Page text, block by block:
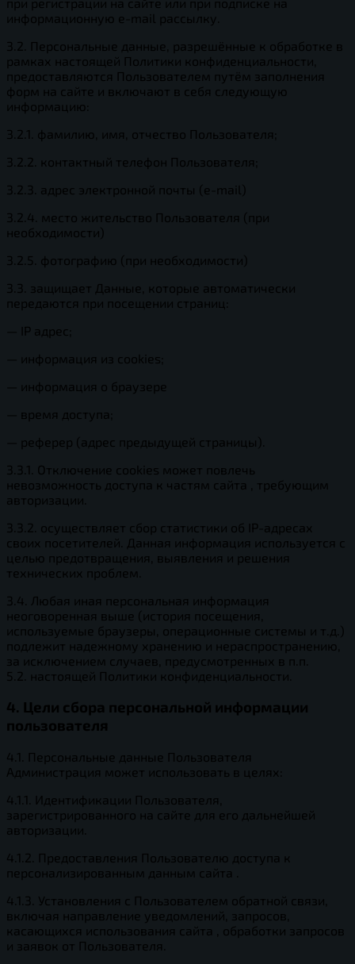
информационную e-mail рассылку.
3.2. Персональные данные, разрешённые к обработке в
рамках настоящей Политики конфиденциальности,
предоставляются Пользователем путём заполнения
форм на сайте и включают в себя следующую
информацию:
3.2.1. фамилию, имя, отчество Пользователя;
3.2.2. контактный телефон Пользователя;
3.2.3. адрес электронной почты (e-mail)
3.2.4. место жительство Пользователя (при
необходимости)
3.2.5. фотографию (при необходимости)
3.3. защищает Данные, которые автоматически
передаются при посещении страниц:
— IP адрес;
— информация из cookies;
— информация о браузере
— время доступа;
— реферер (адрес предыдущей страницы).
3.3.1. Отключение cookies может повлечь
невозможность доступа к частям сайта , требующим
авторизации.
3.3.2. осуществляет сбор статистики об IP-адресах
своих посетителей. Данная информация используется с
целью предотвращения, выявления и решения
технических проблем.
3.4. Любая иная персональная информация
неоговоренная выше (история посещения,
используемые браузеры, операционные системы и т.д.)
подлежит надежному хранению и нераспространению,
за исключением случаев, предусмотренных в п.п.
5.2. настоящей Политики конфиденциальности.
4. Цели сбора персональной информации
пользователя
4.1. Персональные данные Пользователя
Администрация может использовать в целях:
4.1.1. Идентификации Пользователя,
зарегистрированного на сайте для его дальнейшей
авторизации.
4.1.2. Предоставления Пользователю доступа к
персонализированным данным сайта .
4.1.3. Установления с Пользователем обратной связи,
включая направление уведомлений, запросов,
касающихся использования сайта , обработки запросов
и заявок от Пользователя.